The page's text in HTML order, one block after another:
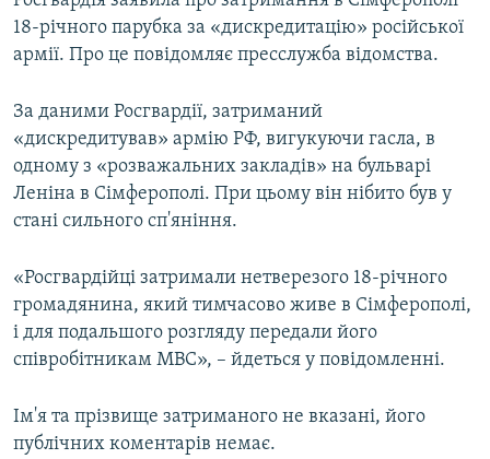
Усі сайти RFE/RL
18-річного парубка за «дискредитацію» російської
армії. Про це повідомляє пресслужба відомства.
За даними Росгвардії, затриманий
«дискредитував» армію РФ, вигукуючи гасла, в
одному з «розважальних закладів» на бульварі
Леніна в Сімферополі. При цьому він нібито був у
стані сильного сп'яніння.
«Росгвардійці затримали нетверезого 18-річного
громадянина, який тимчасово живе в Сімферополі,
і для подальшого розгляду передали його
співробітникам МВС», – йдеться у повідомленні.
Ім'я та прізвище затриманого не вказані, його
публічних коментарів немає.